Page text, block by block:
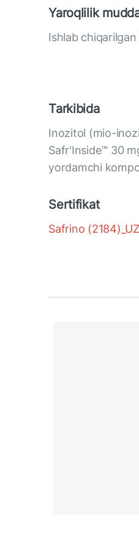
Yaroqlilik
Ishlab
Tarkibida
Inozitol (mio-
Safr'Inside™ 30
yordamchi
Sertifikat
Safrino